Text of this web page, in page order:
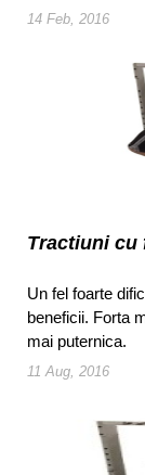
14 Feb, 2016
Tractiuni cu
Un fel foarte
beneficii. Forta
mai puternica.
11 Aug, 2016